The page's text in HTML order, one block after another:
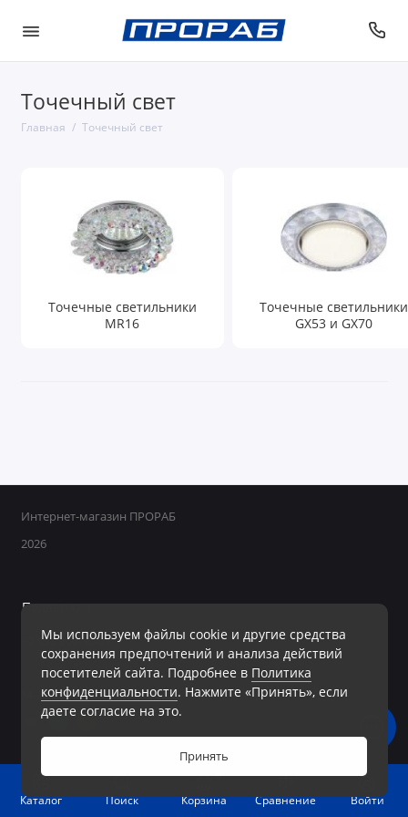
Каталог Поиск Корзина
0
Сравнение
Войти
Точечный свет
Главная Точечный свет
Точечные светильники
MR16
Точечные светильники
GX53 и GX70
Мы используем файлы cookie и другие средства
сохранения предпочтений и анализа действий
посетителей сайта. Подробнее в Политика
конфиденциальности. Нажмите «Принять», если
даете согласие на это.
Принять
Интернет-магазин ПРОРАБ
2026
Поддержка
+7 950 800-40-09
Ежедневно с 8:00 до 19:00 Без перерывов и выходных
Мы в сети